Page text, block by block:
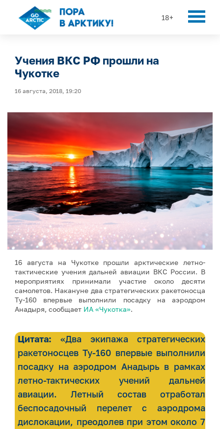
18+
Учения ВКС РФ прошли на
Чукотке
16 августа, 2018, 19:20
16 августа на Чукотке прошли арктические летно-
тактические учения дальней авиации ВКС России. В
мероприятиях принимали участие около десяти
самолетов. Накануне два стратегических ракетоносца
Ту-160 впервые выполнили посадку на аэродром
Анадыря, сообщает ИА «Чукотка».
Цитата: «Два экипажа стратегических
ракетоносцев Ту-160 впервые выполнили
посадку на аэродром Анадырь в рамках
летно-тактических учений дальней
авиации. Летный состав отработал
беспосадочный перелет с аэродрома
дислокации, преодолев при этом около 7